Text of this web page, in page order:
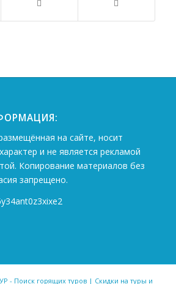
на сайте, носит
и не является рекламой
Копирование материалов без
запрещено.
- Поиск горящих туров | Скидки на туры и